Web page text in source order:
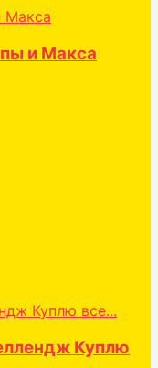
Макса
и Макса
Куплю все...
Куплю